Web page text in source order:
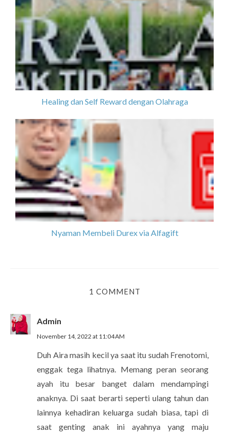
Healing dan Self Reward dengan Olahraga
Nyaman Membeli Durex via Alfagift
1 COMMENT
Admin
November 14, 2022 at 11:04 AM
Duh Aira masih kecil ya saat itu sudah Frenotomi,
enggak tega lihatnya. Memang peran seorang
ayah itu besar banget dalam mendampingi
anaknya. Di saat berarti seperti ulang tahun dan
lainnya kehadiran keluarga sudah biasa, tapi di
saat genting anak ini ayahnya yang maju